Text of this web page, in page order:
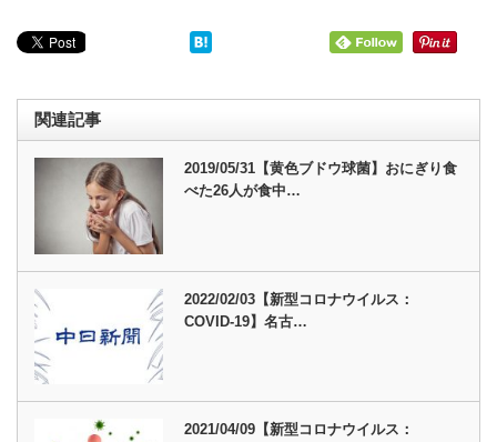
関連記事
2019/05/31【黄色ブドウ球菌】おにぎり食
べた26人が食中…
2022/02/03【新型コロナウイルス：
COVID-19】名古…
2021/04/09【新型コロナウイルス：